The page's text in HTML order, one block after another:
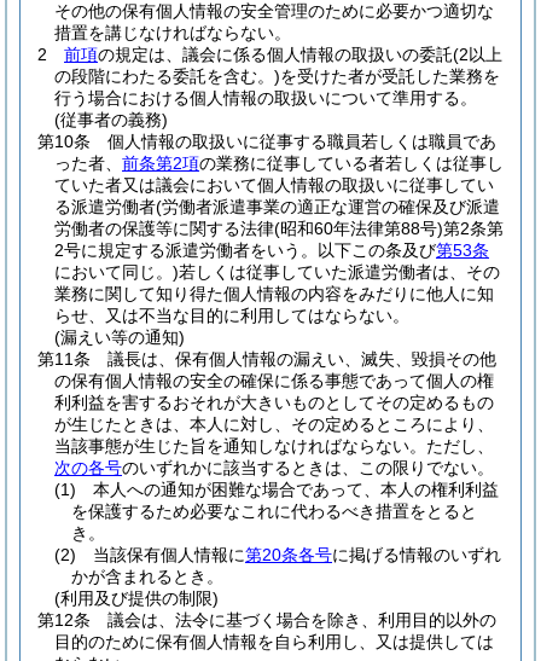
その他の保有個人情報の安全管理のために必要かつ適切な
措置を講じなければならない。
2
前項の規定は、議会に係る個人情報の取扱いの委託(2以上
の段階にわたる委託を含む。)を受けた者が受託した業務を
行う場合における個人情報の取扱いについて準用する。
(従事者の義務)
第10条
個人情報の取扱いに従事する職員若しくは職員であ
った者、 前条第2項の業務に従事している者若しくは従事し
ていた者又は議会において個人情報の取扱いに従事してい
る派遣労働者(労働者派遣事業の適正な運営の確保及び派遣
労働者の保護等に関する法律(昭和60年法律第88号)第2条第
2号に規定する派遣労働者をいう。以下この条及び第53条
において同じ。)若しくは従事していた派遣労働者は、その
業務に関して知り得た個人情報の内容をみだりに他人に知
らせ、又は不当な目的に利用してはならない。
(漏えい等の通知)
第11条
議長は、保有個人情報の漏えい、滅失、毀損その他
の保有個人情報の安全の確保に係る事態であって個人の権
利利益を害するおそれが大きいものとしてその定めるもの
が生じたときは、本人に対し、その定めるところにより、
当該事態が生じた旨を通知しなければならない。 ただし、
次の各号のいずれかに該当するときは、この限りでない。
(1)
本人への通知が困難な場合であって、本人の権利利益
を保護するため必要なこれに代わるべき措置をとると
き。
(2)
当該保有個人情報に第20条各号に掲げる情報のいずれ
かが含まれるとき。
(利用及び提供の制限)
第12条
議会は、法令に基づく場合を除き、利用目的以外の
目的のために保有個人情報を自ら利用し、又は提供しては